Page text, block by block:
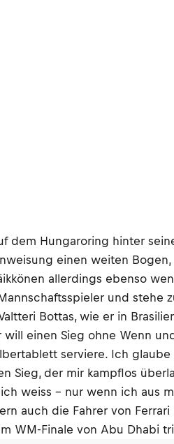
Hungaroring hinter
einen weiten
allerdings ebenso
und stehe
Bottas, wie er in
einen Sieg ohne Wenn
serviere. Ich
Sieg, der mir kampflos
weiss – nur wenn ich aus
auch die Fahrer von Ferrari
WM-Finale von Abu Dhabi